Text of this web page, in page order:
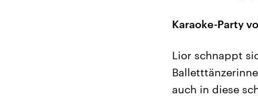
Karaoke-Party
Lior schnappt
auch in diese